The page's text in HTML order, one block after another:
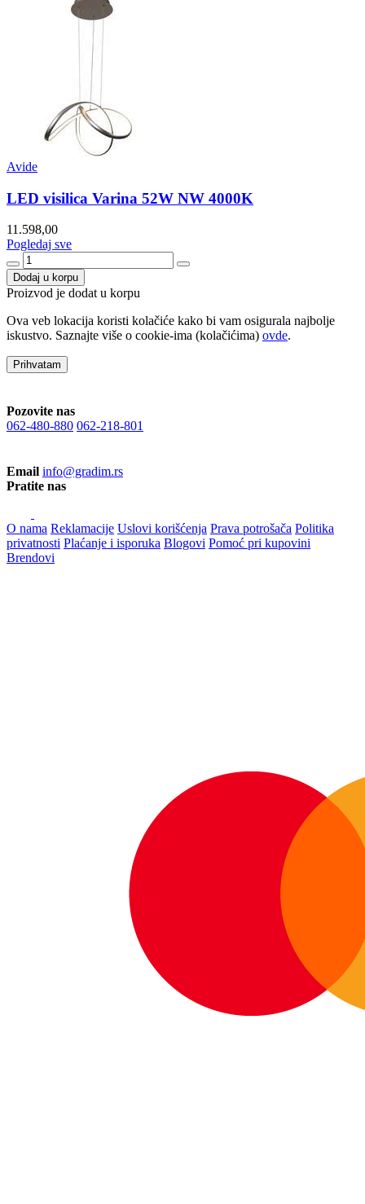
Avide
LED visilica Varina 52W NW 4000K
11.598,00
Pogledaj sve
Dodaj u korpu
Proizvod je dodat u korpu
Ova veb lokacija koristi kolačiće kako bi vam osigurala najbolje
iskustvo. Saznajte više o cookie-ima (kolačićima) ovde.
Prihvatam
Pozovite nas
062-480-880 062-218-801
Email info@gradim.rs
Pratite nas
O nama Reklamacije Uslovi korišćenja Prava potrošača Politika
privatnosti Plaćanje i isporuka Blogovi Pomoć pri kupovini
Brendovi